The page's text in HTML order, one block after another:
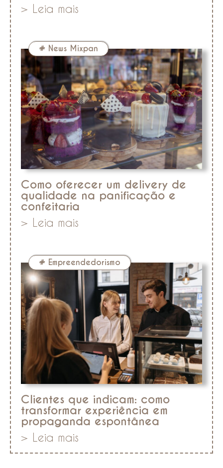
> Leia mais
# News Mixpan
Como oferecer um delivery de
qualidade na panificação e
confeitaria
> Leia mais
# Empreendedorismo
Clientes que indicam: como
transformar experiência em
propaganda espontânea
> Leia mais